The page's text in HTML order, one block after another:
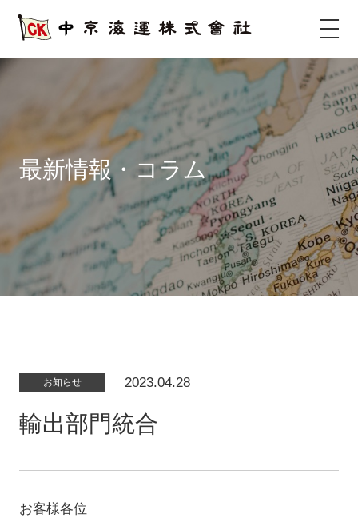
最新情報・コラム
お知らせ 2023.04.28
輸出部門統合
お客様各位
サ
イ
ト
タ
イ
ト
ル
サ
イ
ト
メ
ニ
ュ
ー